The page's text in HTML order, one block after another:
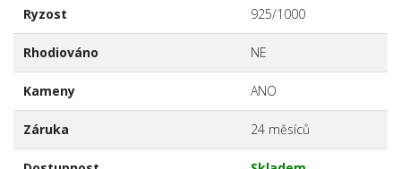
Ryzost 925/1000
Rhodiováno NE
Kameny ANO
Záruka 24 měsíců